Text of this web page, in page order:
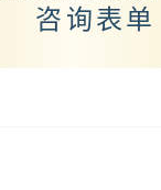
咨询表单